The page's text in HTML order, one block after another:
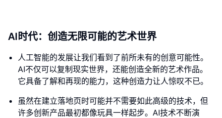
AI时代：创造无限可能的艺术世界
人工智能的发展让我们看到了前所未有的创意可能性。
AI不仅可以复制现实世界，还能创造全新的艺术作品。
它具备了解和再现的能力，这种创造力让人惊叹不已。
虽然在建立落地页时可能并不需要如此高级的技术，但
许多创新产品最初都像玩具一样起步。AI技术不断演